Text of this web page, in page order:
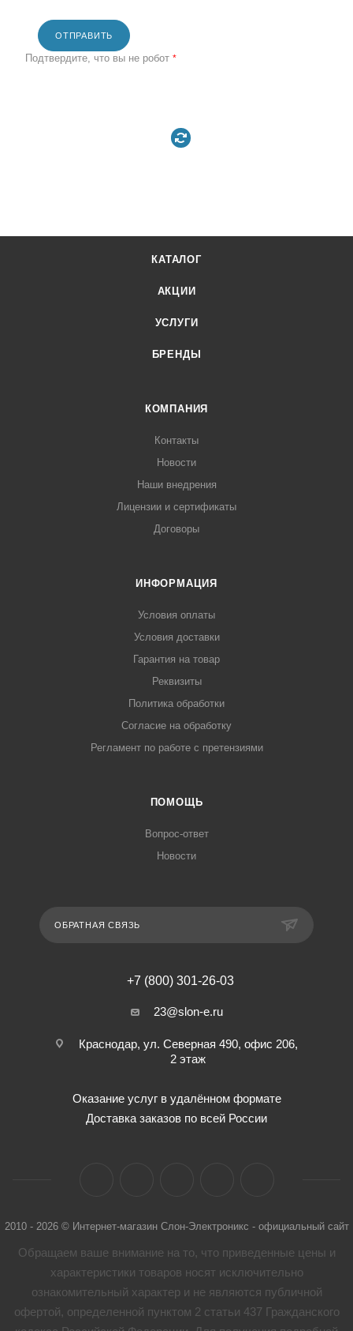
ОТПРАВИТЬ
Подтвердите, что вы не робот *
КАТАЛОГ
АКЦИИ
УСЛУГИ
БРЕНДЫ
КОМПАНИЯ
Контакты
Новости
Наши внедрения
Лицензии и сертификаты
Договоры
ИНФОРМАЦИЯ
Условия оплаты
Условия доставки
Гарантия на товар
Реквизиты
Политика обработки
Согласие на обработку
Регламент по работе с претензиями
ПОМОЩЬ
Вопрос-ответ
Новости
ОБРАТНАЯ СВЯЗЬ
+7 (800) 301-26-03
23@slon-e.ru
Краснодар, ул. Северная 490, офис 206,
2 этаж
Оказание услуг в удалённом формате
Доставка заказов по всей России
2010 - 2026 © Интернет-магазин Слон-Электроникс - официальный сайт
Обращаем ваше внимание на то, что приведенные цены и
характеристики товaров носят исключительно
ознакомительный характер и не являются публичной
офертой, определенной пунктом 2 статьи 437 Гражданского